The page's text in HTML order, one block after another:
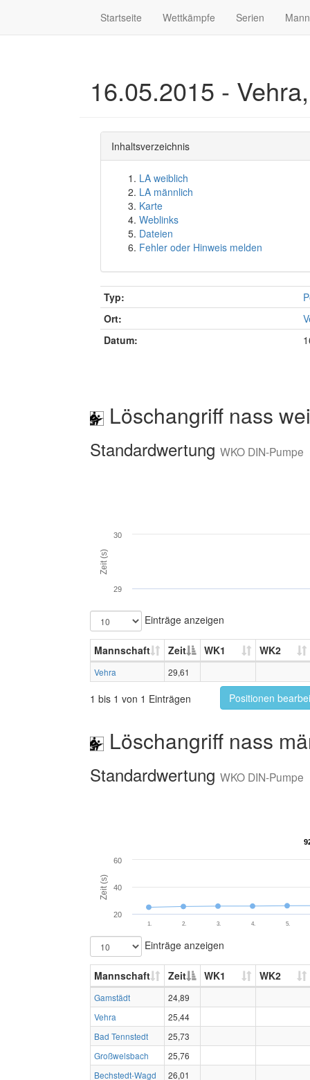
Startseite Wettkämpfe Serien
16.05.2015 -
Inhaltsverzeichnis
LA weiblich
LA männlich
Karte
Weblinks
Dateien
Fehler oder Hinweis melden
Typ:
Ort:
Datum:
Löschangriff nass
Standardwertung WKO DIN-Pumpe
Zeit (s)
29
30
Einträge anzeigen
Mannschaft Zeit WK1 WK2
Vehra 29,61
1 bis 1 von 1 Einträgen Positionen
Löschangriff nass
Standardwertung WKO DIN-Pumpe
Zeit (s)
1. 2. 3. 4. 5.
20
40
60
Einträge anzeigen
Mannschaft Zeit WK1 WK2
Gamstädt
24,89
Vehra
25,44
Bad Tennstedt
25,73
Großwelsbach
25,76
Bechstedt-Wagd
26,01